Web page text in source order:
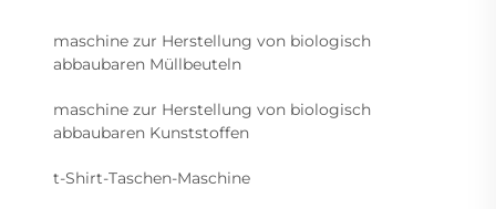
maschine zur Herstellung von biologisch
abbaubaren Müllbeuteln
maschine zur Herstellung von biologisch
abbaubaren Kunststoffen
t-Shirt-Taschen-Maschine